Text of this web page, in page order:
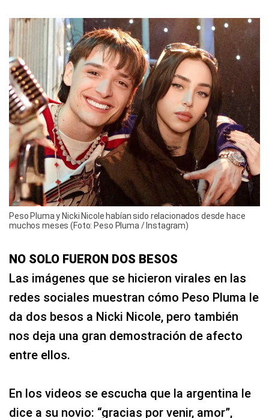
Peso Pluma y Nicki Nicole habían sido relacionados desde hace
muchos meses (Foto: Peso Pluma / Instagram)
NO SOLO FUERON DOS BESOS
Las imágenes que se hicieron virales en las
redes sociales muestran cómo Peso Pluma le
da dos besos a Nicki Nicole, pero también
nos deja una gran demostración de afecto
entre ellos.
En los videos se escucha que la argentina le
dice a su novio: “gracias por venir, amor”,